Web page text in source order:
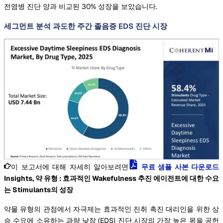
전염병 진단 양과 비교된 30% 성장을 보았습니다.
세그먼트 분석 과도한 주간 졸음증 EDS 진단 시장
이 보고서에 대해 자세히 알아보려면
무료 샘플 사본 다운로드
Insights, 약 유형 : 효과적인 Wakefulness 추진 에이전트에 대한 수요
는 Stimulants의 성장
약물 유형의 관점에서 자극제는 효과적인 진취 촉진 대리인을 위한 상
승 수요에 소유하는 과량 낮잠 (EDS) 진단 시장의 가장 높은 몫을 공헌